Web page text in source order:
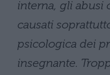
interna, gli abusi
causati
psicologica dei
insegnante.